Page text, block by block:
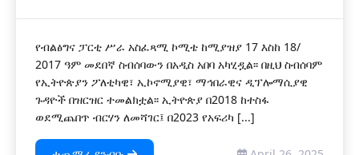
የብልፅግና ፓርቲ ሥራ አስፈጻሚ ኮሚቴ ከሚያዝያ 17 እስከ 18/
2017 ዓም መደበኛ ስብሰባውን በአዲስ አበባ አካሂዷል፡፡ በዚህ ስብሰባም
የኢትዮጵያን ፖለቲካዊ፣ ኢኮኖሚያዊ፣ ማኅበራዊና ዲፕሎማሲያዊ
ጉዳዮች በዝርዝር ተመልክቷል፡፡ ኢትዮጵያ በ2018 ከተስፋ
ወደሚጨበጥ ብርሃን ለመሻገር፤ በ2023 የአፍሪካ [...]